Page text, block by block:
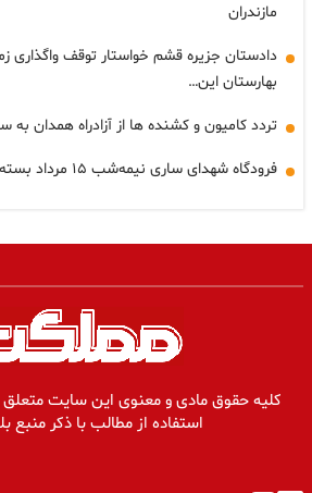
مازندران
دادستان جزیره قشم خواستار توقف
بهارستان این…
تردد کامیون و کشنده ها از آزادراه همدان
فرودگاه شهدای ساری نیمه‌شب ۱۵ مرداد بسته می‌شود
کلیه حقوق مادی و معنوی این سایت متعلق
استفاده از مطالب با ذکر منبع